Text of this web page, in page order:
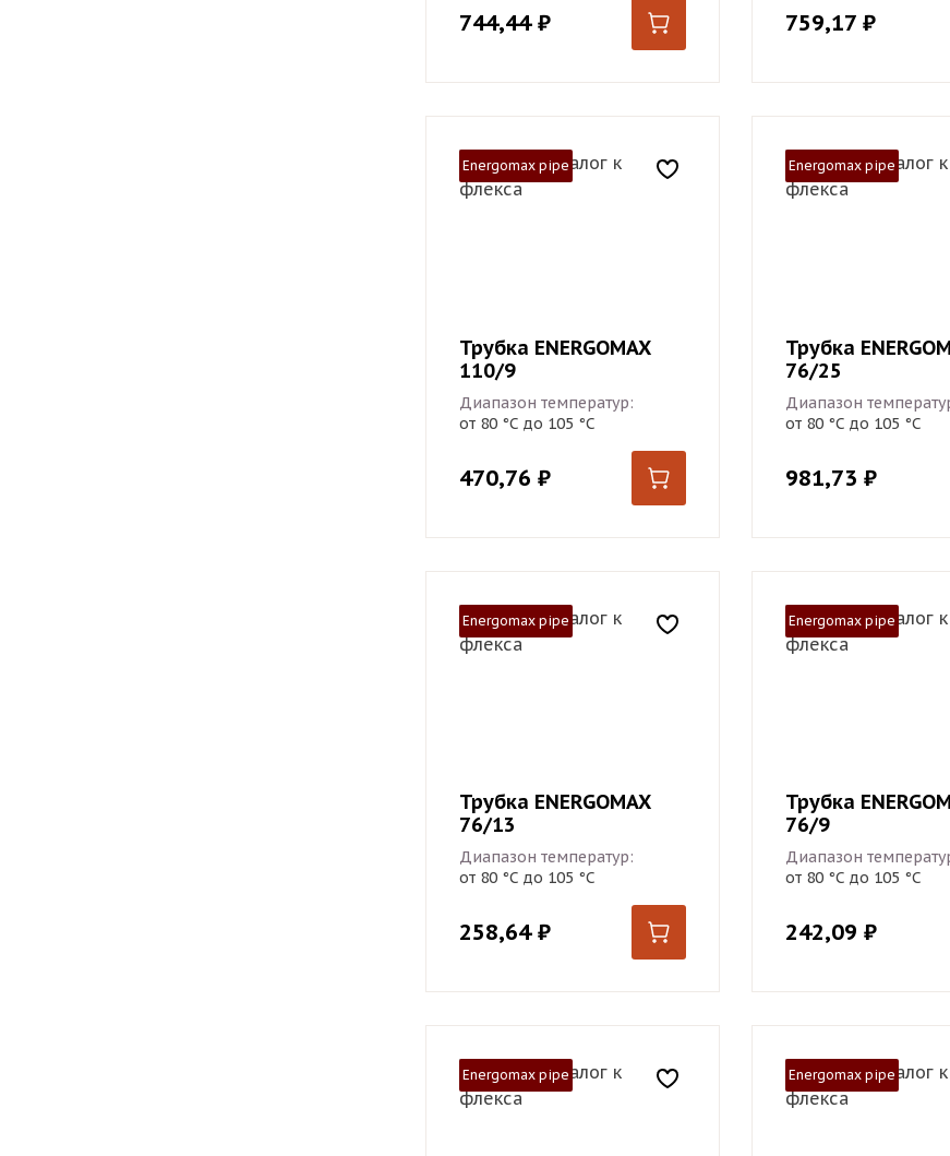
744,44₽ 759,17 ₽
Energomax pipe
Трубка ENERGOMAX
110/9
Диапазон температур:
от 80 °С до 105 °С
470,76₽
Energomax pipe
Трубка
76/25
Диапазон
от 80 °С до 105 °С
981,73 ₽
Energomax pipe
Трубка ENERGOMAX
76/13
Диапазон температур:
от 80 °С до 105 °С
258,64₽
Energomax pipe
Трубка
76/9
Диапазон
от 80 °С до 105 °С
242,09 ₽
Energomax pipe Energomax pipe